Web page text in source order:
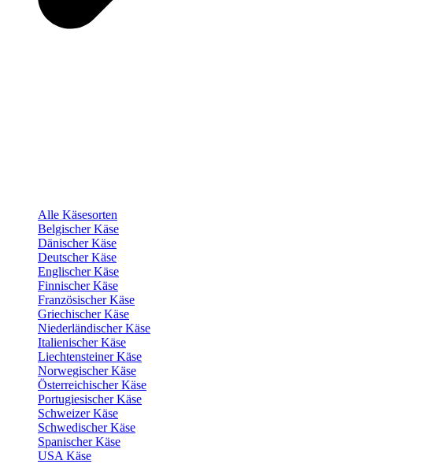
Alle Käsesorten
Belgischer Käse
Dänischer Käse
Deutscher Käse
Englischer Käse
Finnischer Käse
Französischer Käse
Griechischer Käse
Niederländischer Käse
Italienischer Käse
Liechtensteiner Käse
Norwegischer Käse
Österreichischer Käse
Portugiesischer Käse
Schweizer Käse
Schwedischer Käse
Spanischer Käse
USA Käse